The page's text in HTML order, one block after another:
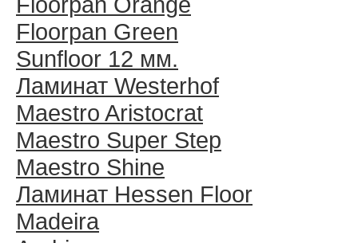
Floorpan Green
Sunfloor 12 мм.
Ламинат Westerhof
Maestro Aristocrat
Maestro Super Step
Maestro Shine
Ламинат Hessen Floor
Madeira